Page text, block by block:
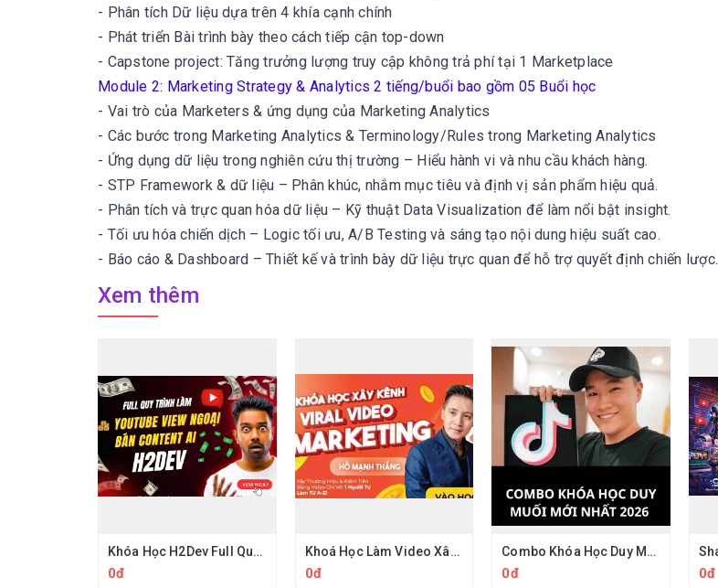
- Phân tích Dữ liệu dựa trên 4 khía cạnh chính
- Phát triển Bài trình bày theo cách tiếp cận top-down
- Capstone project: Tăng trưởng lượng truy cập không trả phí tại 1 Marketplace
Module 2: Marketing Strategy & Analytics2 tiếng/buổi bao gồm 05 Buổi học
- Vai trò của Marketers & ứng dụng của Marketing Analytics
- Các bước trong Marketing Analytics & Terminology/Rules trong Marketing Analytics
- Ứng dụng dữ liệu trong nghiên cứu thị trường – Hiểu hành vi và nhu cầu khách hàng.
- STP Framework & dữ liệu – Phân khúc, nhắm mục tiêu và định vị sản phẩm hiệu quả.
- Phân tích và trực quan hóa dữ liệu – Kỹ thuật Data Visualization để làm nổi bật insight.
- Tối ưu hóa chiến dịch – Logic tối ưu, A/B Testing và sáng tạo nội dung hiệu suất cao.
- Báo cáo & Dashboard – Thiết kế và trình bày dữ liệu trực quan để hỗ trợ quyết định chiến lược.
Xem thêm
Khóa Học H2Dev Full Quy Trình Thực Chiến Và Key Làm Youtube View Ngoại
0đ
Khoá Học Làm Video Xây Kênh Hồ Mạnh Thắng
0đ
Combo Khóa Học Duy Muối 2026
0đ 0đ